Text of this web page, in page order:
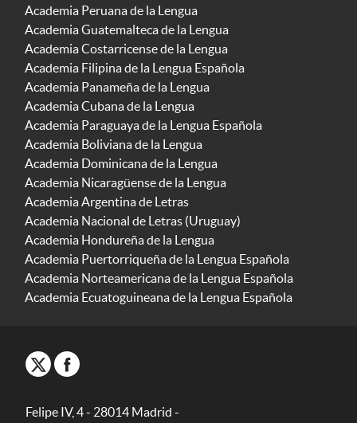
Academia Peruana de la Lengua
Academia Guatemalteca de la Lengua
Academia Costarricense de la Lengua
Academia Filipina de la Lengua Española
Academia Panameña de la Lengua
Academia Cubana de la Lengua
Academia Paraguaya de la Lengua Española
Academia Boliviana de la Lengua
Academia Dominicana de la Lengua
Academia Nicaragüense de la Lengua
Academia Argentina de Letras
Academia Nacional de Letras (Uruguay)
Academia Hondureña de la Lengua
Academia Puertorriqueña de la Lengua Española
Academia Norteamericana de la Lengua Española
Academia Ecuatoguineana de la Lengua Española
Felipe IV, 4 - 28014 Madrid -